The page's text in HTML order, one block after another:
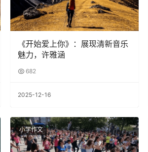
《开始爱上你》：展现清新音乐
魅力，许雅涵
682
2025-12-16
小学作文